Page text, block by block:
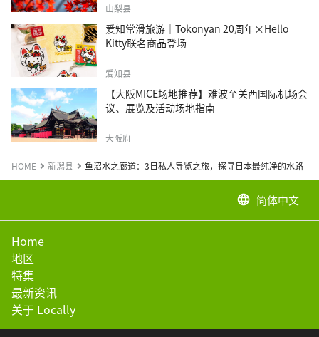
山梨县
爱知常滑旅游｜Tokonyan 20周年×Hello
Kitty联名商品登场
爱知县
【大阪MICE场地推荐】难波至关西国际机场会
议、展览及活动场地指南
大阪府
HOME 新潟县 鱼沼水之廊道：3日私人导览之旅，探寻日本最纯净的水路
language 简体中文
Home
地区
特集
最新资讯
关于 Locally